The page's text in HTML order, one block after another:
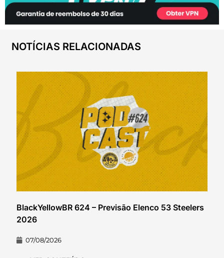
NOTÍCIAS RELACIONADAS
BlackYellowBR 624 – Previsão Elenco 53 Steelers
2026
07/08/2026